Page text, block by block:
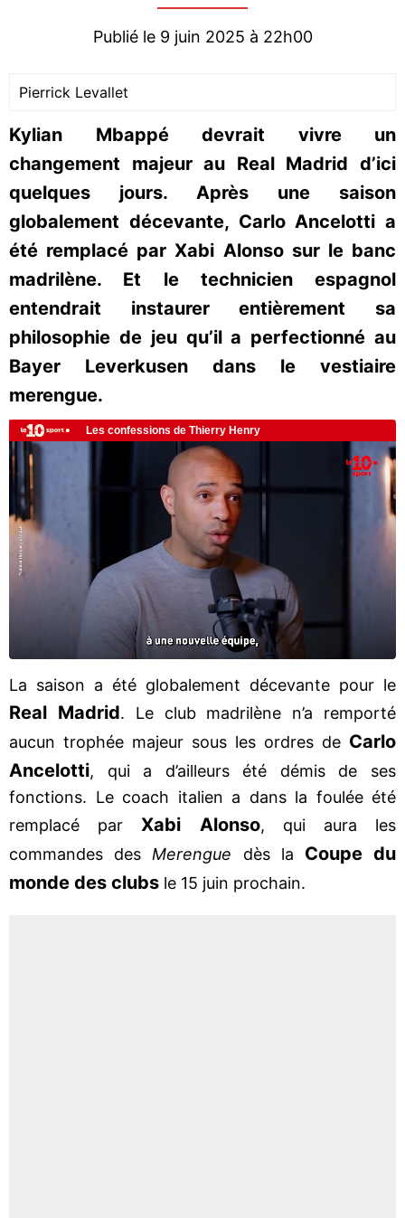
Publié le 9 juin 2025 à 22h00
Pierrick Levallet
Kylian Mbappé devrait vivre un
changement majeur au Real Madrid d’ici
quelques jours. Après une saison
globalement décevante, Carlo Ancelotti a
été remplacé par Xabi Alonso sur le banc
madrilène. Et le technicien espagnol
entendrait instaurer entièrement sa
philosophie de jeu qu’il a perfectionné au
Bayer Leverkusen dans le vestiaire
merengue.
La saison a été globalement décevante pour le
Real Madrid. Le club madrilène n’a remporté
aucun trophée majeur sous les ordres de Carlo
Ancelotti, qui a d’ailleurs été démis de ses
fonctions. Le coach italien a dans la foulée été
remplacé parXabi Alonso, qui aura les
commandes des Merengue dès la Coupe du
monde des clubs le 15 juin prochain.